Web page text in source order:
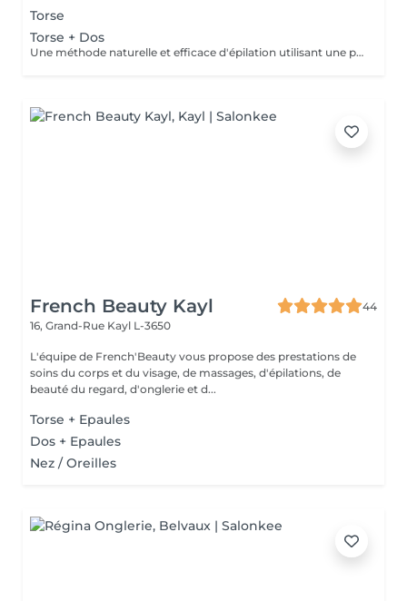
Torse
Torse + Dos
Une méthode naturelle et efficace d'épilation utilisant une pâte à base de sucre, eau et citron, idéale pour tous types de peaux, même sensibles. Bénéfices : moins douloureuse, réduit les risques d'irritation et respecte la peau. Résultat : une peau douce et nette, avec une repousse plus lente. Une épilation douce, écologique et respectueuse de votre peau.
French Beauty Kayl
44
16, Grand-Rue Kayl L-3650
L'équipe de French'Beauty vous propose des prestations de
soins du corps et du visage, de massages, d'épilations, de
beauté du regard, d'onglerie et d...
Torse + Epaules
Dos + Epaules
Nez / Oreilles